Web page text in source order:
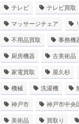
テレビ テレビ買取
マッサージチェア
不用品買取 事務機
厨房機器 古美術品
家電買取 屋久杉
機械 洗濯機
神戸市 神戸市中央
美術品 買取り